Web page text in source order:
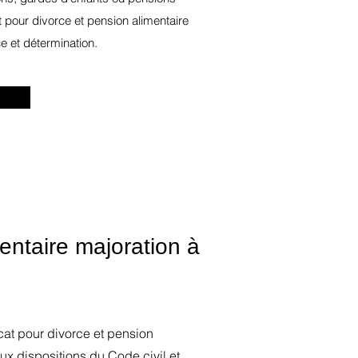
divorce et pension alimentaire
et détermination.
majoration à
pour divorce et pension